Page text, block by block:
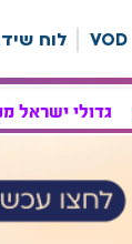
VOD לוח
גדולי ישראל